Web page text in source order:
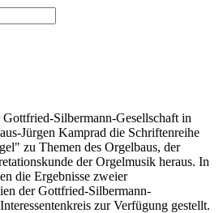
Silbermann-Gesellschaft in
Jürgen Kamprad die Schriftenreihe
zu Themen des Orgelbaus, der
der Orgelmusik heraus. In
die Ergebnisse zweier
der Gottfried-Silbermann-
zur Verfügung gestellt.